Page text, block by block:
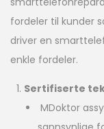
fordeler til kunder
driver en
enkle fordeler.
Sertifiserte
MDoktor